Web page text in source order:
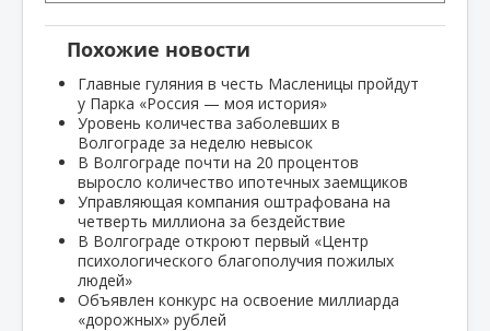
Похожие новости
Главные гуляния в честь Масленицы пройдут
у Парка «Россия — моя история»
Уровень количества заболевших в
Волгограде за неделю невысок
В Волгограде почти на 20 процентов
выросло количество ипотечных заемщиков
Управляющая компания оштрафована на
четверть миллиона за бездействие
В Волгограде откроют первый «Центр
психологического благополучия пожилых
людей»
Объявлен конкурс на освоение миллиарда
«дорожных» рублей